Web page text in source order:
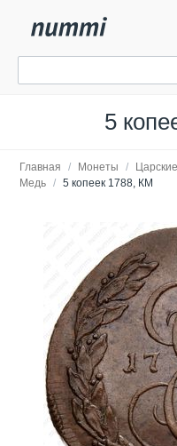
5
Главная / Монеты /
Медь / 5 копеек 1788, КМ